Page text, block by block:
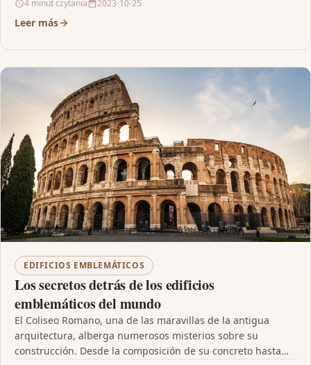
4 minut czytania 2023-10-25
Leer más
EDIFICIOS EMBLEMÁTICOS
Los secretos detrás de los edificios
emblemáticos del mundo
El Coliseo Romano, una de las maravillas de la antigua
arquitectura, alberga numerosos misterios sobre su
construcción. Desde la composición de su concreto hasta…